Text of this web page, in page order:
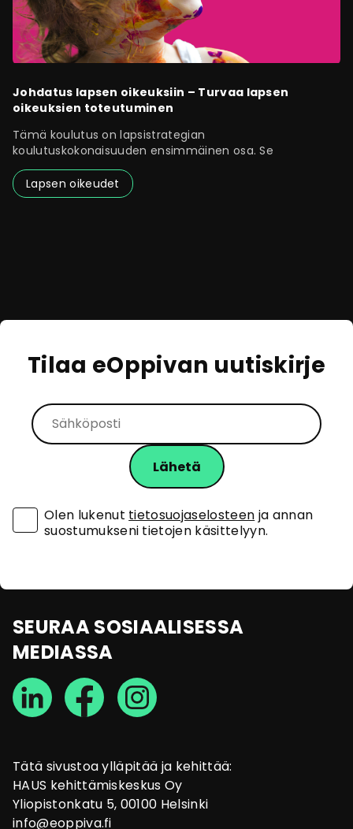
Johdatus lapsen oikeuksiin – Turvaa lapsen
oikeuksien toteutuminen
Tämä koulutus on lapsistrategian
koulutuskokonaisuuden ensimmäinen osa. Se
Lapsen oikeudet
Tilaa eOppivan uutiskirje
Olen lukenut tietosuojaselosteen ja annan
suostumukseni tietojen käsittelyyn.
SEURAA SOSIAALISESSA
MEDIASSA
Tätä sivustoa ylläpitää ja kehittää:
HAUS kehittämiskeskus Oy
Yliopistonkatu 5, 00100 Helsinki
info@eoppiva.fi